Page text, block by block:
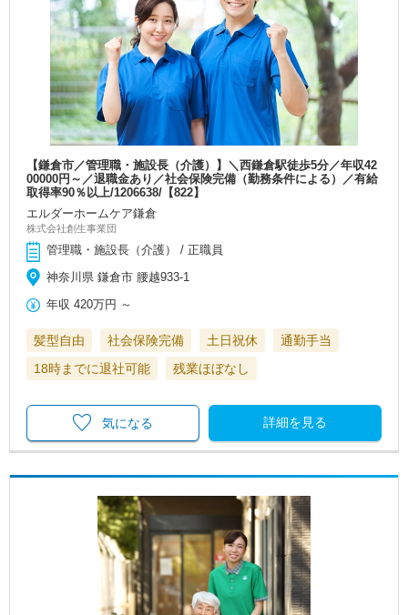
【鎌倉市／管理職・施設長（介護）】＼西鎌倉駅徒歩5分／年収42
00000円～／退職金あり／社会保険完備（勤務条件による）／有給
取得率90％以上/1206638/【822】
エルダーホームケア鎌倉
株式会社創生事業団
管理職・施設長（介護） / 正職員
神奈川県 鎌倉市 腰越933-1
年収 420万円 ～
髪型自由 社会保険完備 土日祝休
通勤手当
18時までに退社可能
残業ほぼなし
詳細を見る
気になる